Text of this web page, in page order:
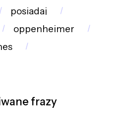
posiadaj
oppenheimer
frazy